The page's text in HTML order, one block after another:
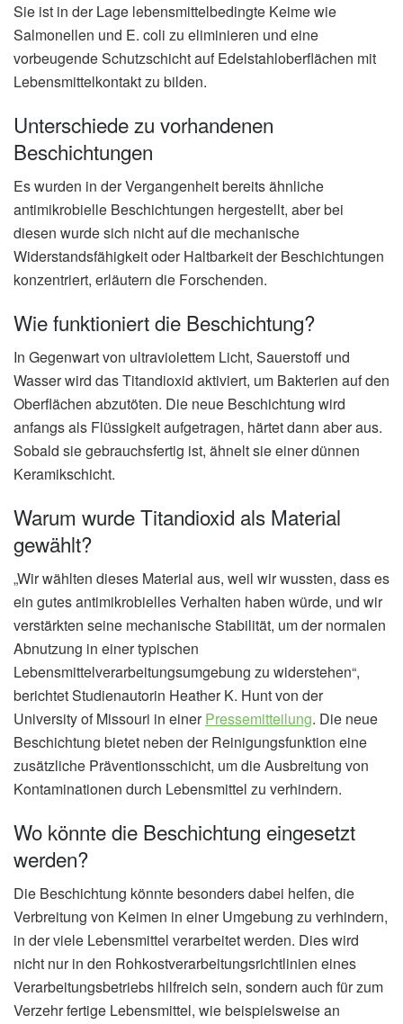
Sie ist in der Lage lebensmittelbedingte Keime wie
Salmonellen und E. coli zu eliminieren und eine
vorbeugende Schutzschicht auf Edelstahloberflächen mit
Lebensmittelkontakt zu bilden.
Unterschiede zu vorhandenen
Beschichtungen
Es wurden in der Vergangenheit bereits ähnliche
antimikrobielle Beschichtungen hergestellt, aber bei
diesen wurde sich nicht auf die mechanische
Widerstandsfähigkeit oder Haltbarkeit der Beschichtungen
konzentriert, erläutern die Forschenden.
Wie funktioniert die Beschichtung?
In Gegenwart von ultraviolettem Licht, Sauerstoff und
Wasser wird das Titandioxid aktiviert, um Bakterien auf den
Oberflächen abzutöten. Die neue Beschichtung wird
anfangs als Flüssigkeit aufgetragen, härtet dann aber aus.
Sobald sie gebrauchsfertig ist, ähnelt sie einer dünnen
Keramikschicht.
Warum wurde Titandioxid als Material
gewählt?
„Wir wählten dieses Material aus, weil wir wussten, dass es
ein gutes antimikrobielles Verhalten haben würde, und wir
verstärkten seine mechanische Stabilität, um der normalen
Abnutzung in einer typischen
Lebensmittelverarbeitungsumgebung zu widerstehen“,
berichtet Studienautorin Heather K. Hunt von der
University of Missouri in einerPressemitteilung. Die neue
Beschichtung bietet neben der Reinigungsfunktion eine
zusätzliche Präventionsschicht, um die Ausbreitung von
Kontaminationen durch Lebensmittel zu verhindern.
Wo könnte die Beschichtung eingesetzt
werden?
Die Beschichtung könnte besonders dabei helfen, die
Verbreitung von Keimen in einer Umgebung zu verhindern,
in der viele Lebensmittel verarbeitet werden. Dies wird
nicht nur in den Rohkostverarbeitungsrichtlinien eines
Verarbeitungsbetriebs hilfreich sein, sondern auch für zum
Verzehr fertige Lebensmittel, wie beispielsweise an